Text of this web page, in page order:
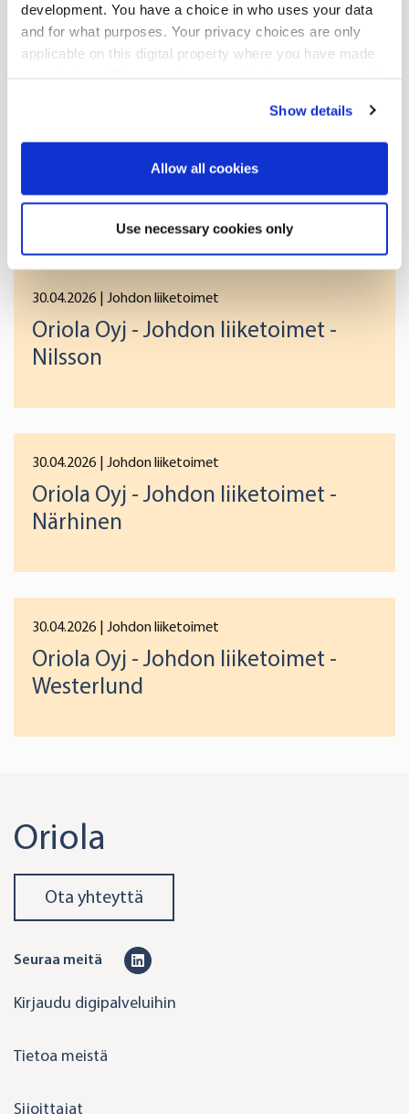
development. You have a choice in who uses your data
and for what purposes. Your privacy choices are only
applicable on this digital property where you have made
If you allow, we would also like to:
Identify your device by actively scanning it for
specific characteristics (fingerprinting)
Find out more about how your personal data is processed
and set your preferences in thedetails section.
analyse traffic and for advertising. You may change your
Show details
Allow all cookies
Use necessary cookies only
Oriola Oyj
Konserniviestintä
www.oriola.com
Lisää uutisia
30.04.2026 | Johdon liiketoimet
Oriola Oyj - Johdon liiketoimet -
Nilsson
30.04.2026 | Johdon liiketoimet
Oriola Oyj - Johdon liiketoimet -
Närhinen
30.04.2026 | Johdon liiketoimet
Oriola Oyj - Johdon liiketoimet -
Westerlund
Oriola
Ota yhteyttä
Seuraa meitä
n
Kirjaudu digipalveluihin
Tietoa meistä
Sijoittajat